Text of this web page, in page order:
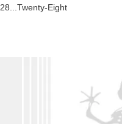
28...Twenty-Eight